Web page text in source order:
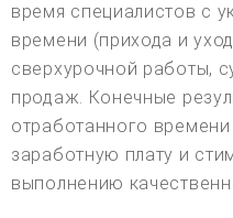
время специалистов с
времени (прихода и
сверхурочной работы,
продаж. Конечные
отработанного времени
заработную плату и
выполнению